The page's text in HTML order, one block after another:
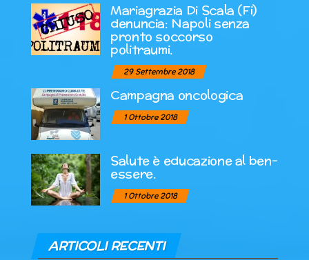
Mariagrazia Di Scala (Fi)
denuncia: Napoli senza
pronto soccorso
politraumi.
29 Settembre 2018
Campagna oncologica
1 Ottobre 2018
Salute è educazione al ben-
essere.
1 Ottobre 2018
ARTICOLI RECENTI